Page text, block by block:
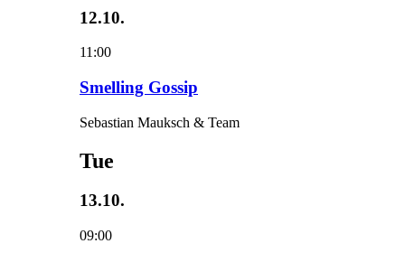
12.10.
11:00
Smelling Gossip
Sebastian Mauksch & Team
Tue
13.10.
09:00